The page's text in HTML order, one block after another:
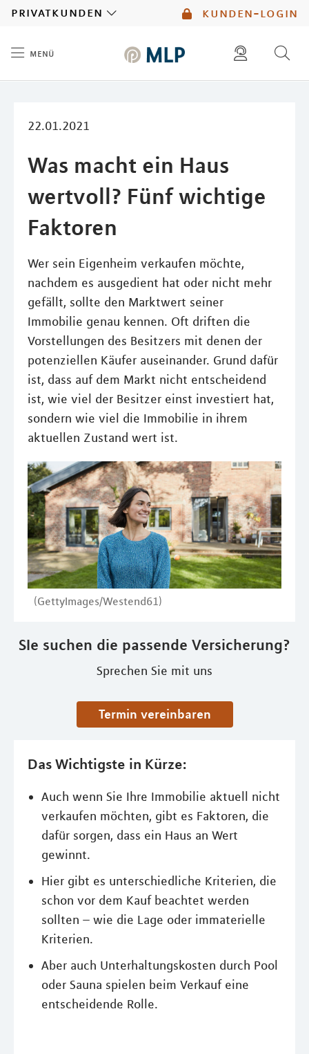
kunden-login
privatkunden
menü
22.01.2021
Was macht ein Haus
wertvoll? Fünf wichtige
Faktoren
Wer sein Eigenheim verkaufen möchte,
nachdem es ausgedient hat oder nicht mehr
gefällt, sollte den Marktwert seiner
Immobilie genau kennen. Oft driften die
Vorstellungen des Besitzers mit denen der
potenziellen Käufer auseinander. Grund dafür
ist, dass auf dem Markt nicht entscheidend
ist, wie viel der Besitzer einst investiert hat,
sondern wie viel die Immobilie in ihrem
aktuellen Zustand wert ist.
(GettyImages/Westend61)
SIe suchen die passende Versicherung?
Sprechen Sie mit uns
Termin vereinbaren
Das Wichtigste in Kürze:
Auch wenn Sie Ihre Immobilie aktuell nicht
verkaufen möchten, gibt es Faktoren, die
dafür sorgen, dass ein Haus an Wert
gewinnt.
Hier gibt es unterschiedliche Kriterien, die
schon vor dem Kauf beachtet werden
sollten – wie die Lage oder immaterielle
Kriterien.
Aber auch Unterhaltungskosten durch Pool
oder Sauna spielen beim Verkauf eine
entscheidende Rolle.